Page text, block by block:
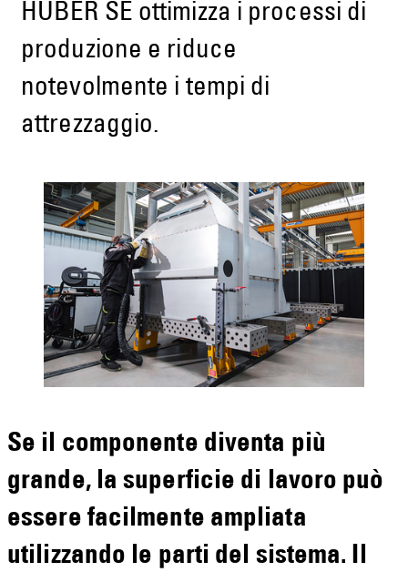
HUBER SE ottimizza i processi di
produzione e riduce
notevolmente i tempi di
attrezzaggio.
Se il componente diventa più
grande, la superficie di lavoro può
essere facilmente ampliata
utilizzando le parti del sistema. Il